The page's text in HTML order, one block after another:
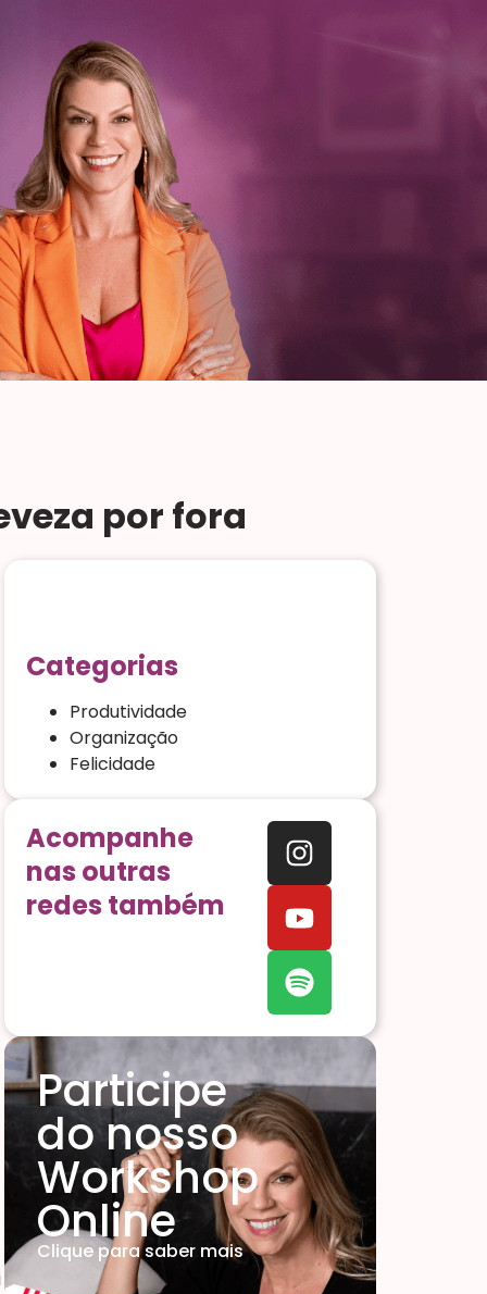
por fora
Categorias
Produtividade
Organização
Felicidade
Acompanhe
nas outras
redes também
Participe
do nosso
Workshop
Online
Clique para saber mais